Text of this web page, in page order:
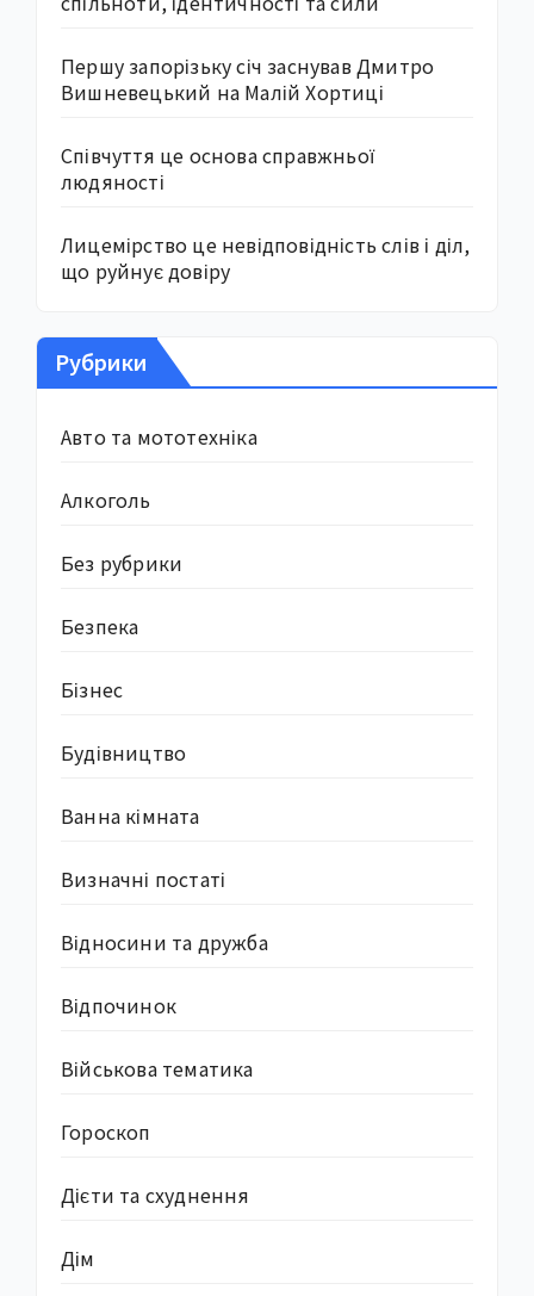
Першу запорізьку січ заснував Дмитро
Вишневецький на Малій Хортиці
Співчуття це основа справжньої
людяності
Лицемірство це невідповідність слів і діл,
що руйнує довіру
Рубрики
Авто та мототехніка
Алкоголь
Без рубрики
Безпека
Бізнес
Будівництво
Ванна кімната
Визначні постаті
Відносини та дружба
Відпочинок
Військова тематика
Гороскоп
Дієти та схуднення
Дім